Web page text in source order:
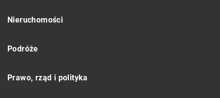
Nieruchomości
Podróże
Prawo, rząd i polityka